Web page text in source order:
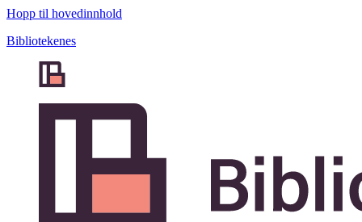
Hopp til hovedinnhold
Bibliotekenes